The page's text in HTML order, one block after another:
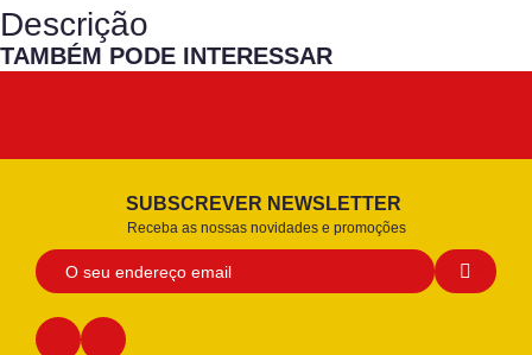
Descrição
TAMBÉM PODE INTERESSAR
SUBSCREVER NEWSLETTER
Receba as nossas novidades e promoções